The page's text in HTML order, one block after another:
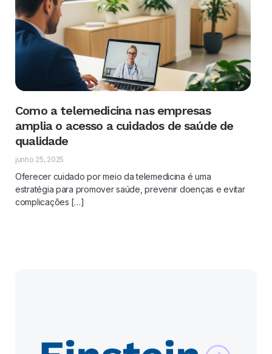
Como a telemedicina nas empresas
amplia o acesso a cuidados de saúde de
qualidade
junho 25, 2025
Oferecer cuidado por meio da telemedicina é uma
estratégia para promover saúde, prevenir doenças e evitar
complicações […]